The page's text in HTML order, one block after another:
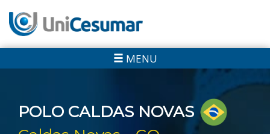
MENU
POLO CALDAS NOVAS